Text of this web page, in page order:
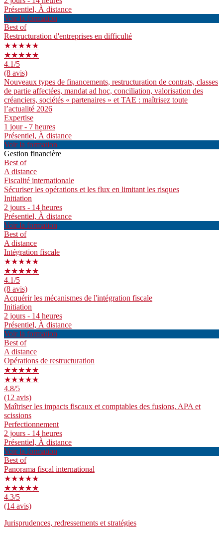
Présentiel, À distance
Voir la formation
Best of
Restructuration d'entreprises en difficulté
★★★★★
★★★★★
4.1/5
(8 avis)
Nouveaux types de financements, restructuration de contrats, classes
de partie affectées, mandat ad hoc, conciliation, valorisation des
créanciers, sociétés « partenaires » et TAE : maîtrisez toute
l’actualité 2026
Expertise
1 jour - 7 heures
Présentiel, À distance
Voir la formation
Gestion financière
Best of
A distance
Fiscalité internationale
Sécuriser les opérations et les flux en limitant les risques
Initiation
2 jours - 14 heures
Présentiel, À distance
Voir la formation
Best of
A distance
Intégration fiscale
★★★★★
★★★★★
4.1/5
(8 avis)
Acquérir les mécanismes de l'intégration fiscale
Initiation
2 jours - 14 heures
Présentiel, À distance
Voir la formation
Best of
A distance
Opérations de restructuration
★★★★★
★★★★★
4.8/5
(12 avis)
Maîtriser les impacts fiscaux et comptables des fusions, APA et
scissions
Perfectionnement
2 jours - 14 heures
Présentiel, À distance
Voir la formation
Best of
Panorama fiscal international
★★★★★
★★★★★
4.3/5
(14 avis)
Jurisprudences, redressements et stratégies